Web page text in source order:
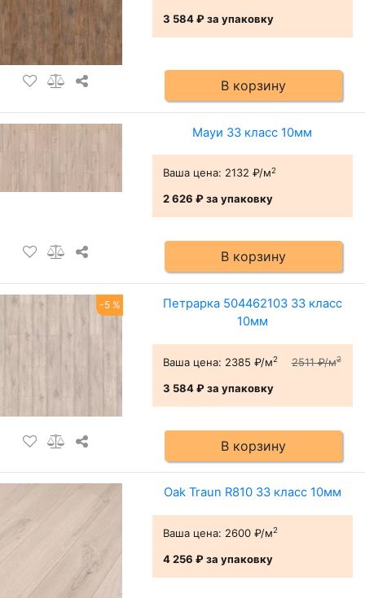
3 584 ₽за упаковку
В корзину
Мауи 33 класс 10мм
Ваша цена: 2132 ₽/м2
2 626 ₽за упаковку
В корзину
-5 %
Петрарка 504462103 33 класс
10мм
Ваша цена: 2385 ₽/м2 2511 ₽/м2
3 584 ₽за упаковку
В корзину
Oak Traun R810 33 класс 10мм
Ваша цена: 2600 ₽/м2
4 256 ₽за упаковку